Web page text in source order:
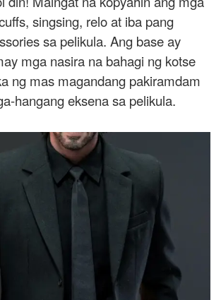
singsing, relo at iba pang
sa pelikula. Ang base ay
mga nasira na bahagi ng kotse
ng mas magandang pakiramdam
hangang eksena sa pelikula.